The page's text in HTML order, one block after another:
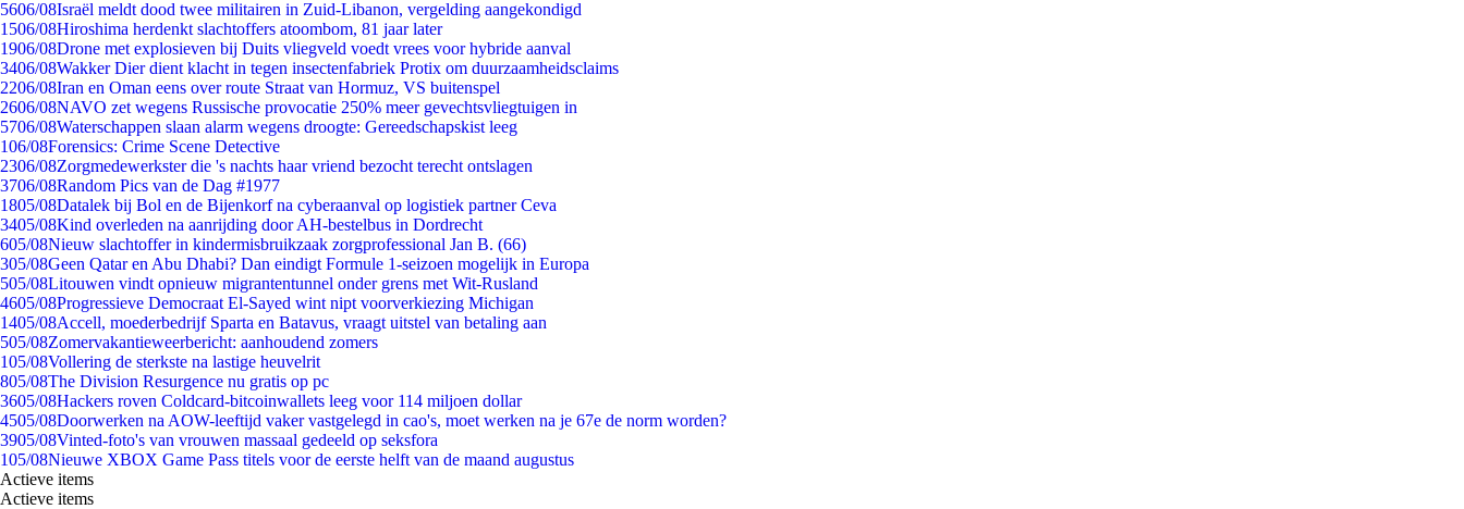
5606/08Israël meldt dood twee militairen in Zuid-Libanon, vergelding aangekondigd
1506/08Hiroshima herdenkt slachtoffers atoombom, 81 jaar later
1906/08Drone met explosieven bij Duits vliegveld voedt vrees voor hybride aanval
3406/08Wakker Dier dient klacht in tegen insectenfabriek Protix om duurzaamheidsclaims
2206/08Iran en Oman eens over route Straat van Hormuz, VS buitenspel
2606/08NAVO zet wegens Russische provocatie 250% meer gevechtsvliegtuigen in
5706/08Waterschappen slaan alarm wegens droogte: Gereedschapskist leeg
106/08Forensics: Crime Scene Detective
2306/08Zorgmedewerkster die 's nachts haar vriend bezocht terecht ontslagen
3706/08Random Pics van de Dag #1977
1805/08Datalek bij Bol en de Bijenkorf na cyberaanval op logistiek partner Ceva
3405/08Kind overleden na aanrijding door AH-bestelbus in Dordrecht
605/08Nieuw slachtoffer in kindermisbruikzaak zorgprofessional Jan B. (66)
305/08Geen Qatar en Abu Dhabi? Dan eindigt Formule 1-seizoen mogelijk in Europa
505/08Litouwen vindt opnieuw migrantentunnel onder grens met Wit-Rusland
4605/08Progressieve Democraat El-Sayed wint nipt voorverkiezing Michigan
1405/08Accell, moederbedrijf Sparta en Batavus, vraagt uitstel van betaling aan
505/08Zomervakantieweerbericht: aanhoudend zomers
105/08Vollering de sterkste na lastige heuvelrit
805/08The Division Resurgence nu gratis op pc
3605/08Hackers roven Coldcard-bitcoinwallets leeg voor 114 miljoen dollar
4505/08Doorwerken na AOW-leeftijd vaker vastgelegd in cao's, moet werken na je 67e de norm worden?
3905/08Vinted-foto's van vrouwen massaal gedeeld op seksfora
105/08Nieuwe XBOX Game Pass titels voor de eerste helft van de maand augustus
Actieve items
Actieve items